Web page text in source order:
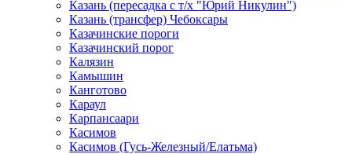
Казань (пересадка с т/х "Юрий Никулин")
Казань (трансфер) Чебоксары
Казачинские пороги
Казачинский порог
Калязин
Камышин
Канготово
Караул
Карпансаари
Касимов
Касимов (Гусь-Железный/Елатьма)